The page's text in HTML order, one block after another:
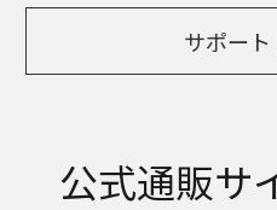
サポー
公式通販サ